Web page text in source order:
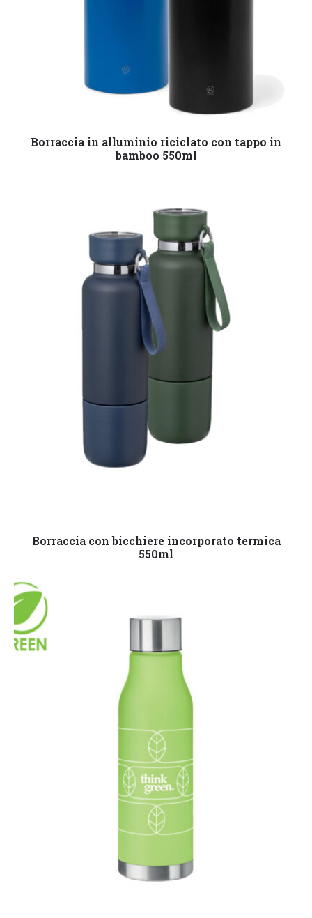
Leggi tutto
Borraccia in alluminio riciclato con tappo in
bamboo 550ml
Leggi tutto
Borraccia con bicchiere incorporato termica
550ml